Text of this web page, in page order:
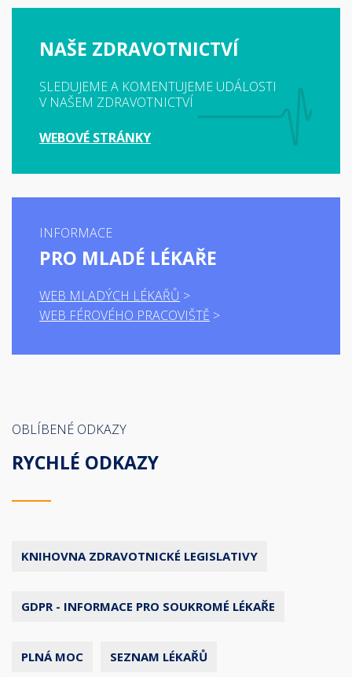
NAŠE ZDRAVOTNICTVÍ
SLEDUJEME A KOMENTUJEME UDÁLOSTI
V NAŠEM ZDRAVOTNICTVÍ
WEBOVÉ STRÁNKY
INFORMACE
PRO MLADÉ LÉKAŘE
WEB MLADÝCH LÉKAŘŮ
WEB FÉROVÉHO PRACOVIŠTĚ
OBLÍBENÉ ODKAZY
RYCHLÉ ODKAZY
KNIHOVNA ZDRAVOTNICKÉ LEGISLATIVY
GDPR - INFORMACE PRO SOUKROMÉ LÉKAŘE
PLNÁ MOC SEZNAM LÉKAŘŮ